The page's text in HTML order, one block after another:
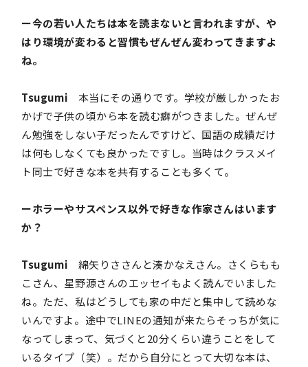
ー今の若い人たちは本を読まないと言われますが、や
はり環境が変わると習慣もぜんぜん変わってきますよ
ね。
Tsugumi 本当にその通りです。学校が厳しかったお
かげで子供の頃から本を読む癖がつきました。ぜんぜ
ん勉強をしない子だったんですけど、国語の成績だけ
は何もしなくても良かったですし。当時はクラスメイ
ト同士で好きな本を共有することも多くて。
ーホラーやサスペンス以外で好きな作家さんはいます
か？
Tsugumi 綿矢りささんと湊かなえさん。さくらもも
こさん、星野源さんのエッセイもよく読んでいました
ね。ただ、私はどうしても家の中だと集中して読めな
いんですよ。途中でLINEの通知が来たらそっちが気に
なってしまって、気づくと20分くらい違うことをして
いるタイプ（笑）。だから自分にとって大切な本は、